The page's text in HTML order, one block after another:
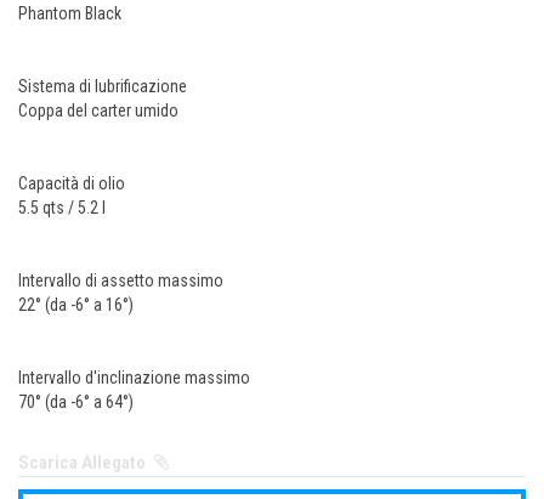
Phantom Black
Sistema di lubrificazione
Coppa del carter umido
Capacità di olio
5.5 qts / 5.2 l
Intervallo di assetto massimo
22° (da -6° a 16°)
Intervallo d'inclinazione massimo
70° (da -6° a 64°)
Scarica Allegato